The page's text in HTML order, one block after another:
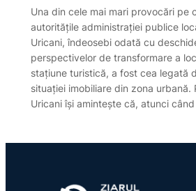
Una din cele mai mari provocări pe
autoritățile administrației publice
Uricani, îndeosebi odată cu
perspectivelor de transformare a
stațiune turistică, a fost cea legată
situației imobiliare din zona urbană.
Uricani își amintește că, atunci